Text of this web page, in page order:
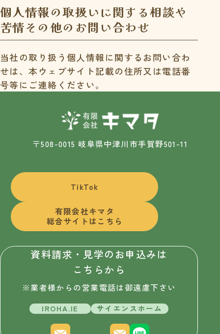
個人情報の取扱いに関する相談や
苦情その他の お問い合わせ
当社の取り扱う個人情報に関するお問い合わ
せは、本ウェブサイト記載の住所又は電話番
号等にご連絡ください。
〒508-0015 岐阜県中津川市手賀野501-11
TikTok
有限会社キマタ
総合サイトはこちら
資料請求・見学のお申込みは
こちらから
※業者様からの営業電話は御遠慮下さい
IROHA.IE サイエンスホーム